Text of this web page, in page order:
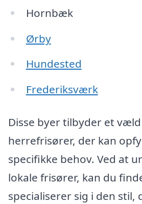
Hornbæk
Ørby
Hundested
Frederiksværk
Disse byer tilbyder et
herrefrisører, der kan
specifikke behov. Ved at
lokale frisører, kan du
specialiserer sig i den stil,